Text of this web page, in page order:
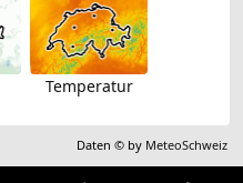
Temperatur
Daten © by MeteoSchweiz